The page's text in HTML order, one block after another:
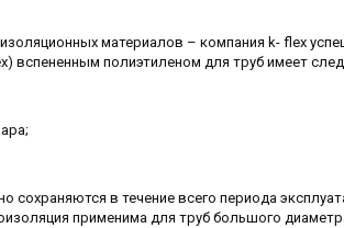
материалов – компания k- flex
вспененным полиэтиленом для труб имеет
сохраняются в течение всего периода
применима для труб большого